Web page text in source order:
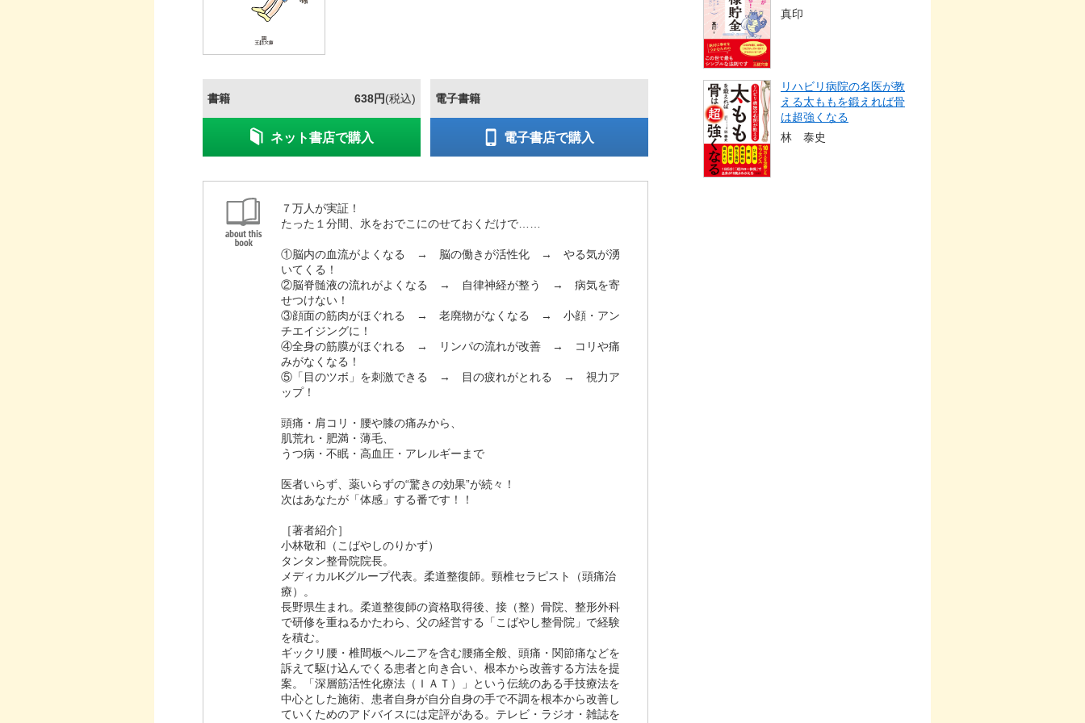
書籍 638円(税込)
ネット書店で購入
電子書籍
電子書店で購入
７万人が実証！
たった１分間、氷をおでこにのせておくだけで……
①脳内の血流がよくなる → 脳の働きが活性化 → やる気が湧
いてくる！
②脳脊髄液の流れがよくなる → 自律神経が整う → 病気を寄
せつけない！
③顔面の筋肉がほぐれる → 老廃物がなくなる → 小顔・アン
チエイジングに！
④全身の筋膜がほぐれる → リンパの流れが改善 → コリや痛
みがなくなる！
⑤「目のツボ」を刺激できる → 目の疲れがとれる → 視力ア
ップ！
頭痛・肩コリ・腰や膝の痛みから、
肌荒れ・肥満・薄毛、
うつ病・不眠・高血圧・アレルギーまで
医者いらず、薬いらずの“驚きの効果”が続々！
次はあなたが「体感」する番です！！
［著者紹介］
小林敬和（こばやしのりかず）
タンタン整骨院院長。
メディカルKグループ代表。柔道整復師。頸椎セラピスト（頭痛治
療）。
長野県生まれ。柔道整復師の資格取得後、接（整）骨院、整形外科
で研修を重ねるかたわら、父の経営する「こばやし整骨院」で経験
を積む。
ギックリ腰・椎間板ヘルニアを含む腰痛全般、頭痛・関節痛などを
訴えて駆け込んでくる患者と向き合い、根本から改善する方法を提
案。「深層筋活性化療法（ＩＡＴ）」という伝統のある手技療法を
中心とした施術、患者自身が自分自身の手で不調を根本から改善し
ていくためのアドバイスには定評がある。テレビ・ラジオ・雑誌を
真印
リハビリ病院の名医が教
える太ももを鍛えれば骨
は超強くなる
林 泰史